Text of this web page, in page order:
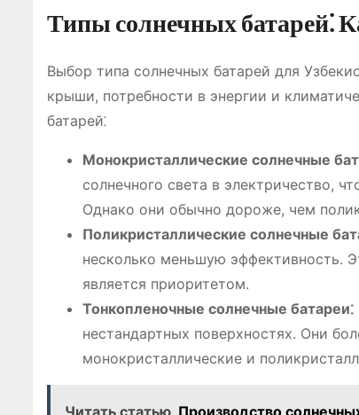
Типы солнечных батарей⁚
Выбор типа солнечных батарей для
крыши, потребности в энергии и
батарей⁚
Монокристаллические солнечные
солнечного света в электричество,
Однако они обычно дороже, чем
Поликристаллические солнечные
несколько меньшую эффективность.
является приоритетом.
Тонкопленочные солнечные батареи⁚
нестандартных поверхностях. Они
монокристаллические и
Читать статью Производство